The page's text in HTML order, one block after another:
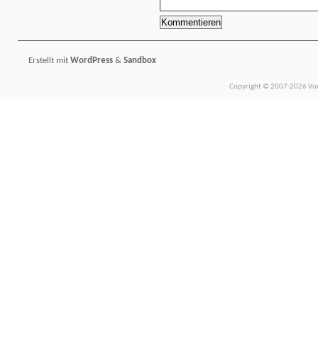
Erstellt mit WordPress & Sandbox
Copyright © 2007-2026